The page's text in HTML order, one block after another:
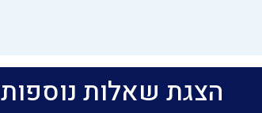
הצגת שאלות נוספות